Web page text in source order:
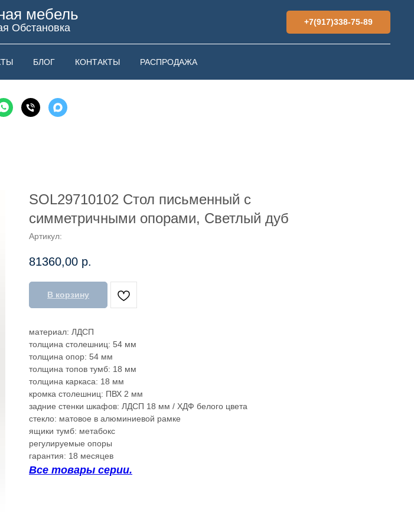
мебель
Обстановка +7(917)338-75-89
БЛОГ КОНТАКТЫ РАСПРОДАЖА
SOL29710102 Стол письменный с
симметричными опорами, Светлый дуб
Артикул:
81360,00 р.
В корзину
материал: ЛДСП
толщина столешниц: 54 мм
толщина опор: 54 мм
толщина топов тумб: 18 мм
толщина каркаса: 18 мм
кромка столешниц: ПВХ 2 мм
задние стенки шкафов: ЛДСП 18 мм / ХДФ белого цвета
стекло: матовое в алюминиевой рамке
ящики тумб: метабокс
регулируемые опоры
гарантия: 18 месяцев
Все товары серии.